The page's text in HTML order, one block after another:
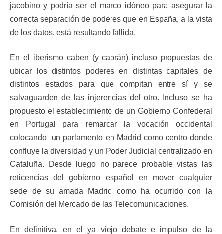
jacobino y podría ser el marco idóneo para asegurar la
correcta separación de poderes que en España, a la vista
de los datos, está resultando fallida.
En el iberismo caben (y cabrán) incluso propuestas de
ubicar los distintos poderes en distintas capitales de
distintos estados para que compitan entre sí y se
salvaguarden de las injerencias del otro. Incluso se ha
propuesto el establecimiento de un Gobierno Confederal
en Portugal para remarcar la vocación occidental
colocando un parlamento en Madrid como centro donde
confluye la diversidad y un Poder Judicial centralizado en
Cataluña. Desde luego no parece probable vistas las
reticencias del gobierno español en mover cualquier
sede de su amada Madrid como ha ocurrido con la
Comisión del Mercado de las Telecomunicaciones.
En definitiva, en el ya viejo debate e impulso de la